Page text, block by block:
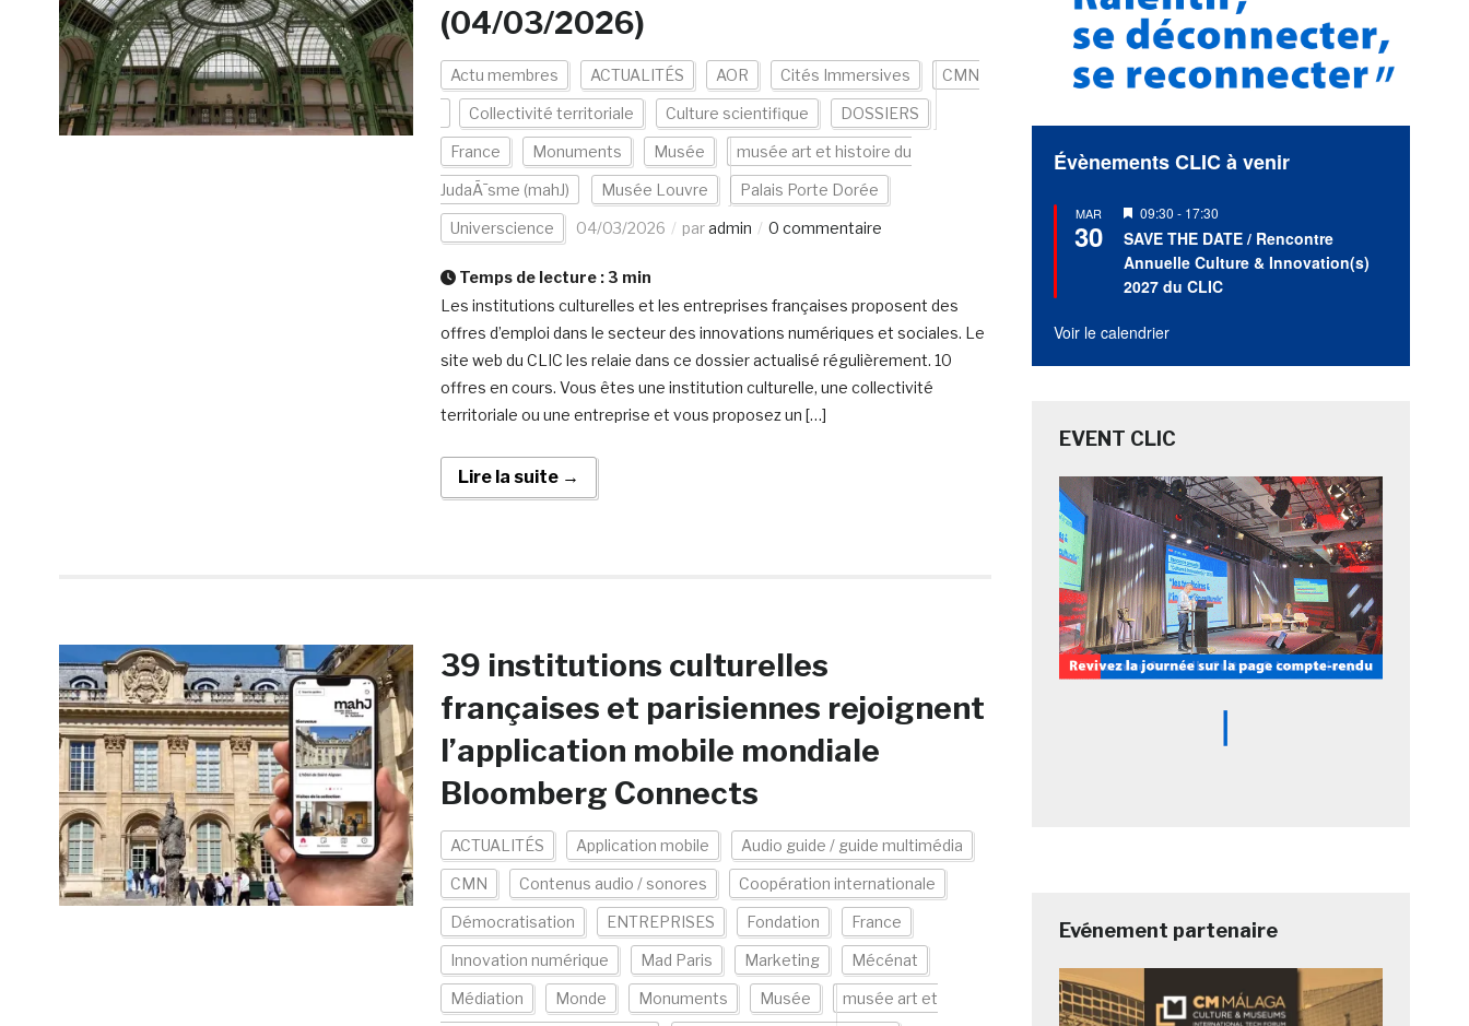
(04/03/2026)
Actu membres ACTUALITÉS AOR Cités Immersives CMN
Collectivité territoriale Culture scientifique DOSSIERS
France Monuments Musée musée art et histoire du
JudaÃ¯sme (mahJ) Musée Louvre Palais Porte Dorée
Universcience 04/03/2026 paradmin 0 commentaire
Temps de lecture : 3 min
Les institutions culturelles et les entreprises françaises proposent des
offres d’emploi dans le secteur des innovations numériques et sociales. Le
site web du CLIC les relaie dans ce dossier actualisé régulièrement. 10
offres en cours. Vous êtes une institution culturelle, une collectivité
territoriale ou une entreprise et vous proposez un […]
Lire la suite →
39 institutions culturelles
françaises et parisiennes rejoignent
l’application mobile mondiale
Bloomberg Connects
ACTUALITÉS Application mobile Audio guide / guide multimédia
CMN Contenus audio / sonores Coopération internationale
Démocratisation ENTREPRISES Fondation France
Innovation numérique Mad Paris Marketing Mécénat
Médiation Monde Monuments Musée musée art et
Évènements CLIC à venir
MAR
30
Mis
en
avant
09:30 - 17:30
SAVE THE DATE / Rencontre
Annuelle Culture & Innovation(s)
2027 du CLIC
Voir le calendrier
EVENT CLIC
Evénement partenaire